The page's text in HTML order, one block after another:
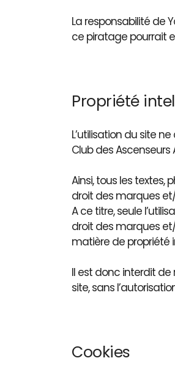
La responsabilité de
ce piratage pourrait
Propriété
L’utilisation du site
Club des Ascenseurs
Ainsi, tous les textes,
droit des marques
A ce titre, seule
droit des marques
matière de propriété
Il est donc interdit de
site, sans
Cookies